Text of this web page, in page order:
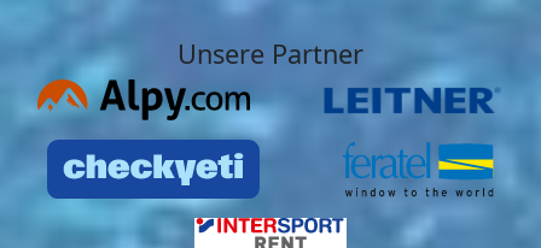
Unsere Partner